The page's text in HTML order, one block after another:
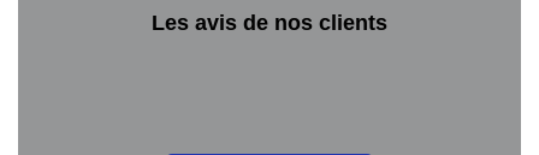
Les avis de nos clients